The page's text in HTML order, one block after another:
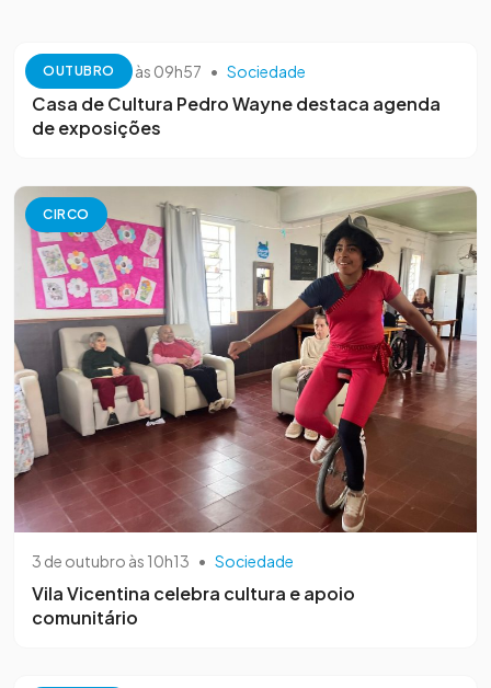
OUTUBRO
13 de outubro às 09h57 • Sociedade
Casa de Cultura Pedro Wayne destaca agenda
de exposições
CIRCO
3 de outubro às 10h13 • Sociedade
Vila Vicentina celebra cultura e apoio
comunitário